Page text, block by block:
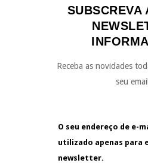
SUBSCREVA
Receba as novidades
seu
O seu endereço de e-
utilizado apenas para
newsletter.